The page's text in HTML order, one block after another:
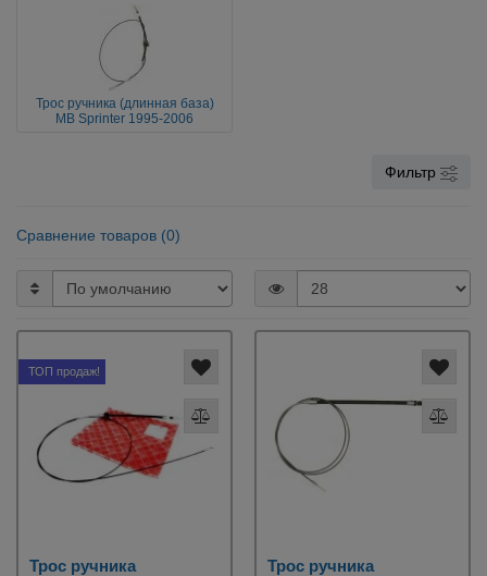
Трос ручника (длинная база)
MB Sprinter 1995-2006
Фильтр
Сравнение товаров (0)
ТОП продаж!
Трос ручника
Трос ручника